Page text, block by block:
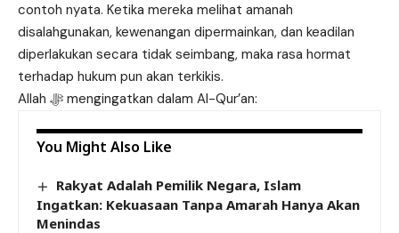
contoh nyata. Ketika mereka melihat amanah
disalahgunakan, kewenangan dipermainkan, dan keadilan
diperlakukan secara tidak seimbang, maka rasa hormat
terhadap hukum pun akan terkikis.
Allah ﷻ mengingatkan dalam Al-Qur’an:
You Might Also Like
Rakyat Adalah Pemilik Negara, Islam
Ingatkan: Kekuasaan Tanpa Amarah Hanya Akan
Menindas